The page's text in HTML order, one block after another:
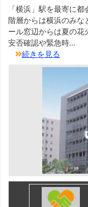
「横浜」駅を最寄に
階層からは横浜のみな
ール窓辺からは夏の花
安否確認や緊急時...
続きを見る